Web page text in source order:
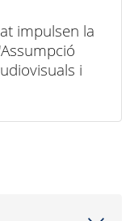
impulsen la
i